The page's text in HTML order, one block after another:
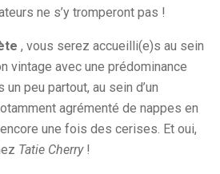
ne s’y tromperont pas !
, vous serez accueilli(e)s au sein
vintage avec une prédominance
peu partout, au sein d’un
agrémenté de nappes en
une fois des cerises. Et oui,
Tatie Cherry!